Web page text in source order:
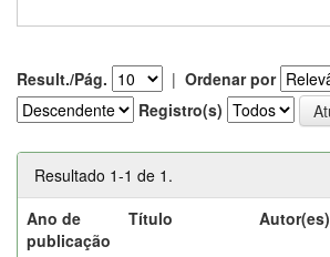
Result./Pág. | Ordenar por
Registro(s)
Resultado 1-1 de 1.
Ano de
publicação
Título Autor(es)